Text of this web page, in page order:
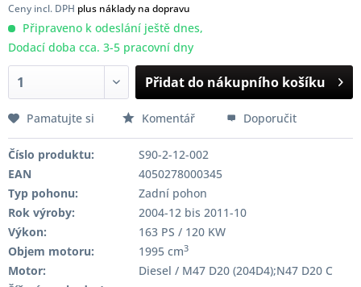
Ceny incl. DPH plus náklady na dopravu
Připraveno k odeslání ještě dnes,
Dodací doba cca. 3-5 pracovní dny
Přidat do nákupního košíku
Pamatujte si Komentář Doporučit
Číslo produktu:
S90-2-12-002
EAN
4050278000345
Typ pohonu:
Zadní pohon
Rok výroby:
2004-12 bis 2011-10
Výkon:
163 PS / 120 KW
Objem motoru:
1995 cm3
Motor:
Diesel / M47 D20 (204D4);N47 D20 C